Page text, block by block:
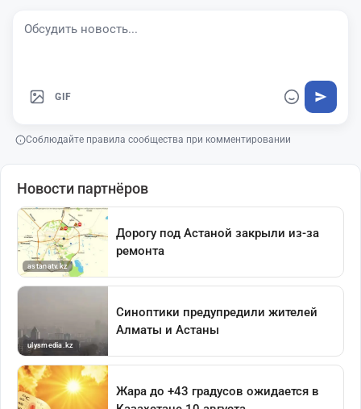
GIF
Соблюдайте правила сообщества при комментировании